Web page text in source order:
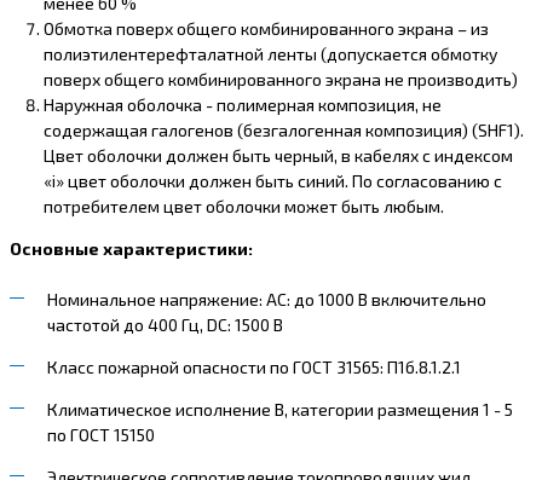
Обмотка поверх общего комбинированного экрана – из
полиэтилентерефталатной ленты (допускается обмотку
поверх общего комбинированного экрана не производить)
Наружная оболочка - полимерная композиция, не
содержащая галогенов (безгалогенная композиция) (SHF1).
Цвет оболочки должен быть черный, в кабелях с индексом
«i» цвет оболочки должен быть синий. По согласованию с
потребителем цвет оболочки может быть любым.
Основные характеристики:
Номинальное напряжение: AC: до 1000 В включительно
частотой до 400 Гц, DC: 1500 В
Класс пожарной опасности по ГОСТ 31565: П1б.8.1.2.1
Климатическое исполнение В, категории размещения 1 - 5
по ГОСТ 15150